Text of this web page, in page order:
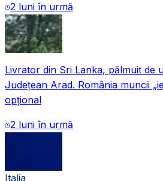
2 luni în urmă
Livrator din Sri Lanka, pălmuit de
Județean Arad. România muncii
opțional
2 luni în urmă
Italia